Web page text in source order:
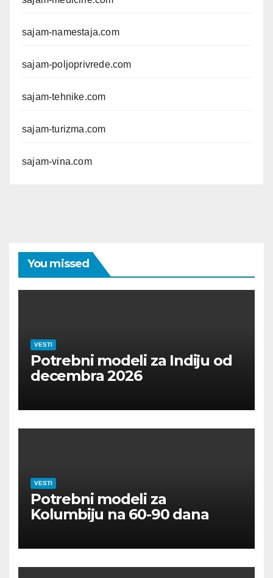
sajam-namestaja.com
sajam-poljoprivrede.com
sajam-tehnike.com
sajam-turizma.com
sajam-vina.com
You missed
VESTI
Potrebni modeli za Indiju od
decembra 2026
VESTI
Potrebni modeli za
Kolumbiju na 60-90 dana